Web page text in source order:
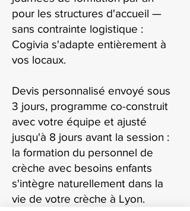
pour les structures d'accueil —
sans contrainte logistique :
Cogivia s'adapte entièrement à
vos locaux.
Devis personnalisé envoyé sous
3 jours, programme co-construit
avec votre équipe et ajusté
jusqu'à 8 jours avant la session :
la formation du personnel de
crèche avec besoins enfants
s'intègre naturellement dans la
vie de votre crèche à Lyon.